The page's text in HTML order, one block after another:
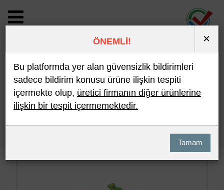
BİLDİRİM DETAYI
Son 10 Bildirim En Çok İncelenen
ÖNEMLİ! ×
Bu platformda yer alan güvensizlik bildirimleri
sadece bildirim konusu ürüne ilişkin tespiti
içermekte olup, üretici firmanın diğer ürünlerine
ilişkin bir tespit içermemektedir.
Tamam